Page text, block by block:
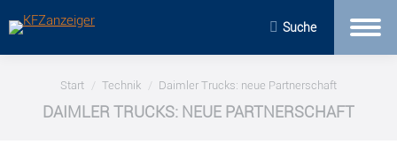
Suche
Sie befinden sich hier:
Start Technik Daimler Trucks: neue Partnerschaft
DAIMLER TRUCKS: NEUE PARTNERSCHAFT